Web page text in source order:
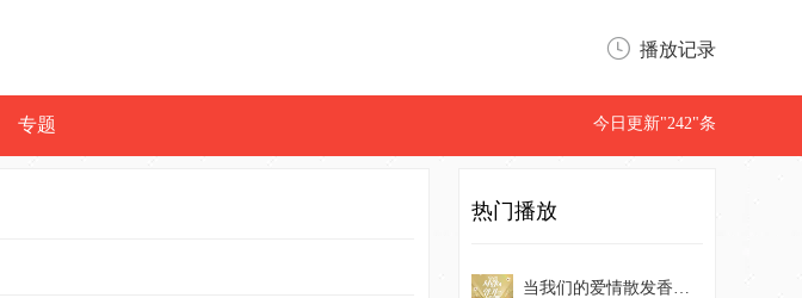
播放记录
专题 今日更新"242"条
热门播放
当我们的爱情散发香气时